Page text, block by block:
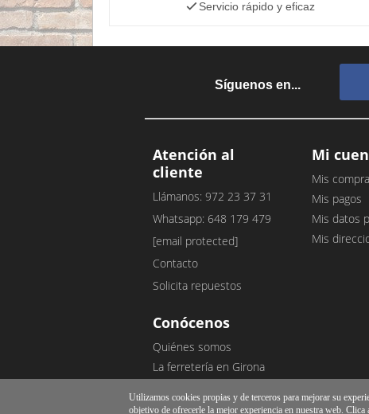
Servicio rápido y eficaz
Síguenos en...
Atención al
cliente
Llámanos: 972 23 37 31
Whatsapp: 648 179 479
[email protected]
Contacto
Solicita repuestos
Conócenos
Quiénes somos
La ferretería en Girona
Opiniones de clientes
Mi
Mis
Mis pagos
Mis datos
Mis
Utilizamos cookies propias y de terceros para mejorar su
objetivo de ofrecerle la mejor experiencia en nuestra web. Clica